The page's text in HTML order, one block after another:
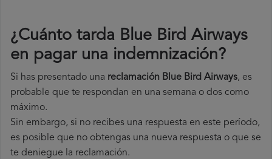
¿Cuánto tarda Blue Bird Airways
en pagar una indemnización?
Si has presentado una reclamación Blue Bird Airways, es
probable que te respondan en una semana o dos como
máximo.
Sin embargo, si no recibes una respuesta en este período,
es posible que no obtengas una nueva respuesta o que se
te deniegue la reclamación.